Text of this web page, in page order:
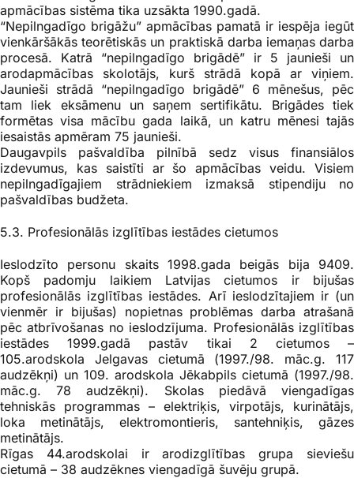
apmācības sistēma tika uzsākta 1990.gadā.
“Nepilngadīgo brigāžu” apmācības pamatā ir iespēja iegūt
vienkāršākās teorētiskās un praktiskā darba iemaņas darba
procesā. Katrā “nepilngadīgo brigādē” ir 5 jaunieši un
arodapmācības skolotājs, kurš strādā kopā ar viņiem.
Jaunieši strādā “nepilngadīgo brigādē” 6 mēnešus, pēc
tam liek eksāmenu un saņem sertifikātu. Brigādes tiek
formētas visa mācību gada laikā, un katru mēnesi tajās
iesaistās apmēram 75 jaunieši.
Daugavpils pašvaldība pilnībā sedz visus finansiālos
izdevumus, kas saistīti ar šo apmācības veidu. Visiem
nepilngadīgajiem strādniekiem izmaksā stipendiju no
pašvaldības budžeta.
5.3. Profesionālās izglītības iestādes cietumos
Ieslodzīto personu skaits 1998.gada beigās bija 9409.
Kopš padomju laikiem Latvijas cietumos ir bijušas
profesionālās izglītības iestādes. Arī ieslodzītajiem ir (un
vienmēr ir bijušas) nopietnas problēmas darba atrašanā
pēc atbrīvošanas no ieslodzījuma. Profesionālās izglītības
iestādes 1999.gadā pastāv tikai 2 cietumos –
105.arodskola Jelgavas cietumā (1997./98. māc.g. 117
audzēkņi) un 109. arodskola Jēkabpils cietumā (1997./98.
māc.g. 78 audzēkņi). Skolas piedāvā viengadīgas
tehniskās programmas – elektriķis, virpotājs, kurinātājs,
loka metinātājs, elektromontieris, santehniķis, gāzes
metinātājs.
Rīgas 44.arodskolai ir arodizglītības grupa sieviešu
cietumā – 38 audzēknes viengadīgā šuvēju grupā.